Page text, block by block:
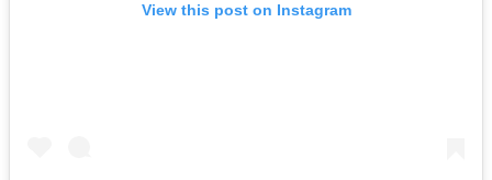
View this post on Instagram